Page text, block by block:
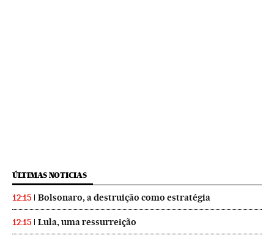
ÚLTIMAS NOTICIAS
12:15 Bolsonaro, a destruição como estratégia
12:15 Lula, uma ressurreição